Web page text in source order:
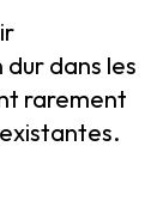
dans les
rarement